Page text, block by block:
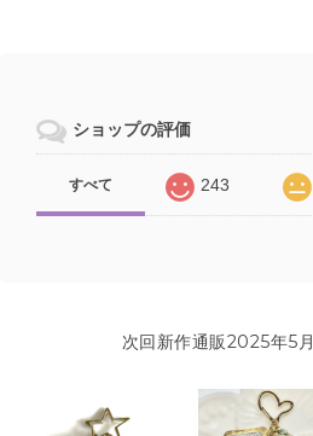
ショップの評価
すべて 243
次回新作通販2025年5